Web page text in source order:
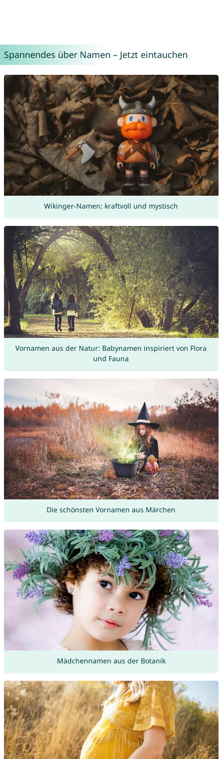
Spannendes über Namen – Jetzt eintauchen
Wikinger-Namen: kraftvoll und mystisch
Vornamen aus der Natur: Babynamen inspiriert von Flora
und Fauna
Die schönsten Vornamen aus Märchen
Mädchennamen aus der Botanik